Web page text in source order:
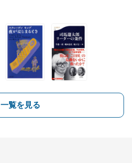
一覧を見る